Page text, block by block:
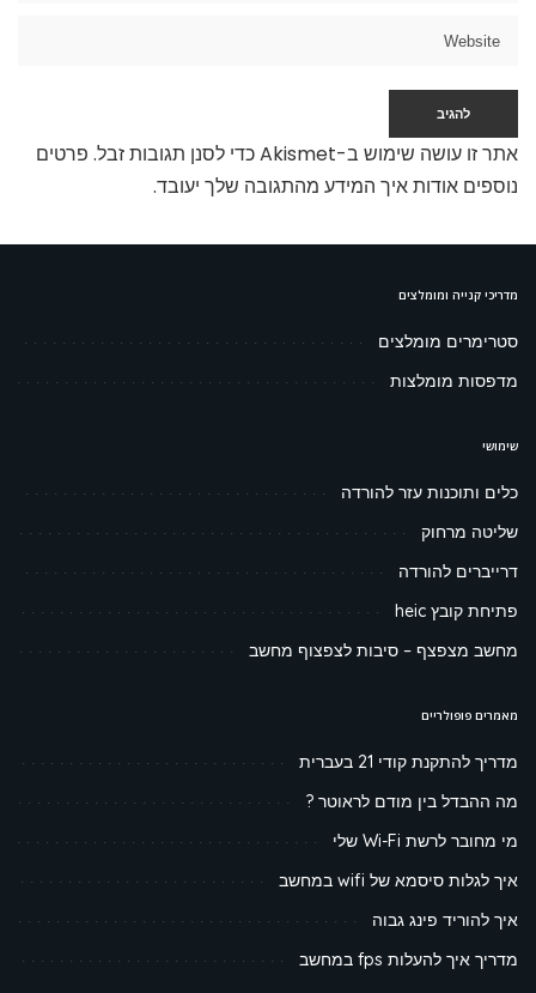
אתר זו עושה שימוש ב-Akismet כדי לסנן תגובות זבל.
פרטים
נוספים אודות איך המידע מהתגובה שלך יעובד.
מדריכי קנייה ומומלצים
סטרימרים מומלצים
מדפסות מומלצות
שימושי
כלים ותוכנות עזר להורדה
שליטה מרחוק
דרייברים להורדה
פתיחת קובץ heic
מחשב מצפצף – סיבות לצפצוף מחשב
מאמרים פופולריים
מדריך להתקנת קודי 21 בעברית
מה ההבדל בין מודם לראוטר ?
מי מחובר לרשת Wi-Fi שלי
איך לגלות סיסמא של wifi במחשב
איך להוריד פינג גבוה
מדריך איך להעלות fps במחשב